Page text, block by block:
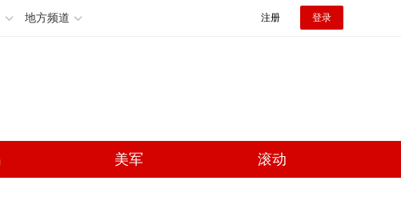
地方频道 注册 登录
美军 滚动